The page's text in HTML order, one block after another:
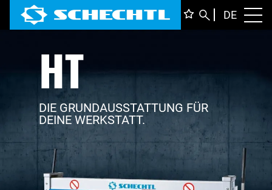
DE
HT
DIE GRUNDAUSSTATTUNG FÜR
DEINE WERKSTATT.